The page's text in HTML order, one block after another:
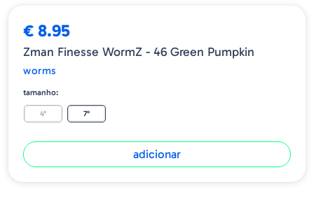
€ 8.95
Zman Finesse WormZ - 46 Green Pumpkin
worms
tamanho:
4" 7"
adicionar